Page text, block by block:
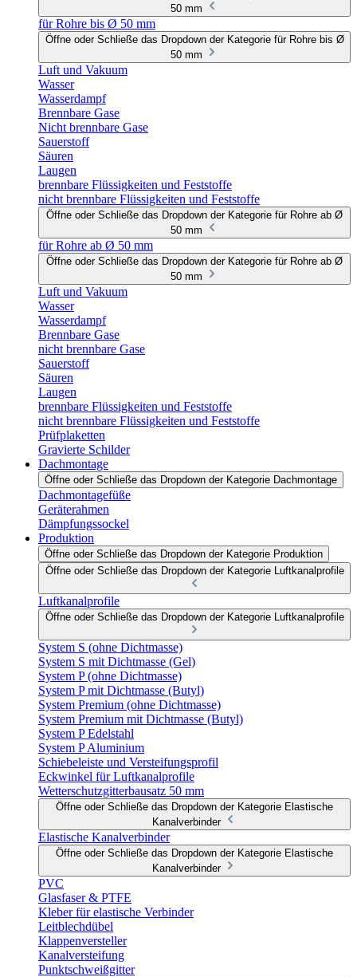
50 mm
für Rohre bis Ø 50 mm
Öffne oder Schließe das Dropdown der Kategorie für Rohre bis Ø
50 mm
Luft und Vakuum
Wasser
Wasserdampf
Brennbare Gase
Nicht brennbare Gase
Sauerstoff
Säuren
Laugen
brennbare Flüssigkeiten und Feststoffe
nicht brennbare Flüssigkeiten und Feststoffe
Öffne oder Schließe das Dropdown der Kategorie für Rohre ab Ø
50 mm
für Rohre ab Ø 50 mm
Öffne oder Schließe das Dropdown der Kategorie für Rohre ab Ø
50 mm
Luft und Vakuum
Wasser
Wasserdampf
Brennbare Gase
nicht brennbare Gase
Sauerstoff
Säuren
Laugen
brennbare Flüssigkeiten und Feststoffe
nicht brennbare Flüssigkeiten und Feststoffe
Prüfplaketten
Gravierte Schilder
Dachmontage
Öffne oder Schließe das Dropdown der Kategorie Dachmontage
Dachmontagefüße
Geräterahmen
Dämpfungssockel
Produktion
Öffne oder Schließe das Dropdown der Kategorie Produktion
Öffne oder Schließe das Dropdown der Kategorie Luftkanalprofile
Luftkanalprofile
Öffne oder Schließe das Dropdown der Kategorie Luftkanalprofile
System S (ohne Dichtmasse)
System S mit Dichtmasse (Gel)
System P (ohne Dichtmasse)
System P mit Dichtmasse (Butyl)
System Premium (ohne Dichtmasse)
System Premium mit Dichtmasse (Butyl)
System P Edelstahl
System P Aluminium
Schiebeleiste und Versteifungsprofil
Eckwinkel für Luftkanalprofile
Wetterschutzgitterbausatz 50 mm
Öffne oder Schließe das Dropdown der Kategorie Elastische
Kanalverbinder
Elastische Kanalverbinder
Öffne oder Schließe das Dropdown der Kategorie Elastische
Kanalverbinder
PVC
Glasfaser & PTFE
Kleber für elastische Verbinder
Leitblechdübel
Klappenversteller
Kanalversteifung
Punktschweißgitter